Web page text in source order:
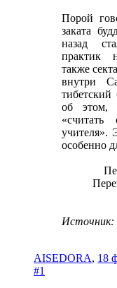
Порой
заката
назад
практик
также
внутри
об этом,
учителя».
особенно
Источник:
AISEDORA, 18
#1